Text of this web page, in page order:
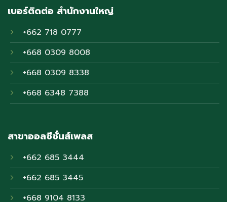
เบอร์ติดต่อ สำนักงานใหญ่
+662 718 0777
+668 0309 8008
+668 0309 8338
+668 6348 7388
สาขาออลซีซั่นส์เพลส
+662 685 3444
+662 685 3445
+668 9104 8133